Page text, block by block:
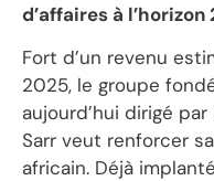
d’affaires à l’horizon
Fort d’un revenu
2025, le groupe
aujourd’hui dirigé
Sarr veut renforcer
africain. Déjà